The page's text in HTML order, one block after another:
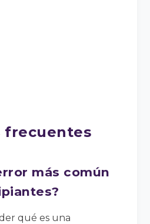
frecuentes
más común
qué es una